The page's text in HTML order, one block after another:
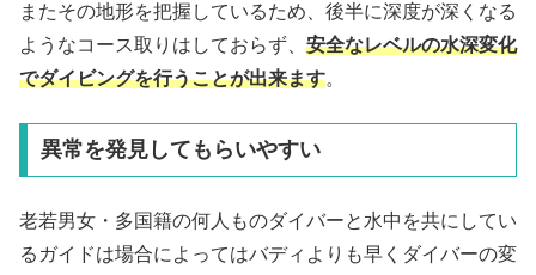
またその地形を把握しているため、後半に深度が深くなる
ようなコース取りはしておらず、 安全なレベルの水深変化
でダイビングを行うことが出来ます。
異常を発見してもらいやすい
老若男女・多国籍の何人ものダイバーと水中を共にしてい
るガイドは場合によってはバディよりも早くダイバーの変